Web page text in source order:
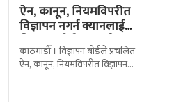
ऐन, कानून, नियमविपरीत
विज्ञापन नगर्न क्यानलाई
विज्ञापन बोर्डद्वारा सचेत
काठमाडाैँ । विज्ञापन बोर्डले प्रचलित
ऐन, कानून, नियमविपरीत विज्ञापन